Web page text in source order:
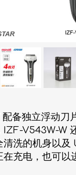
备独立浮动刀
IZF-V543W-W
清洗的机身以及
充电，也可以